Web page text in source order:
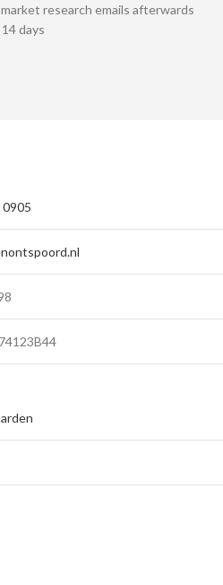
research emails afterwards
days